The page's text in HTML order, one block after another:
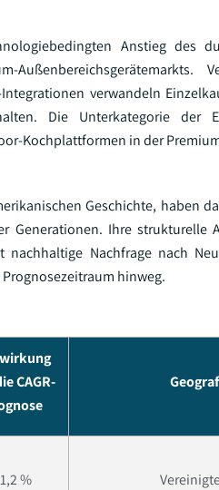
Anstieg des
verwandeln
Die Unterkategorie der
Kochplattformen in der
Geschichte, haben
Ihre strukturelle
Nachfrage nach
hinweg.
CAGR-
%